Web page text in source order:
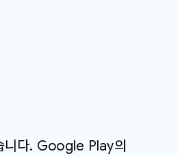
니다. Google Play의